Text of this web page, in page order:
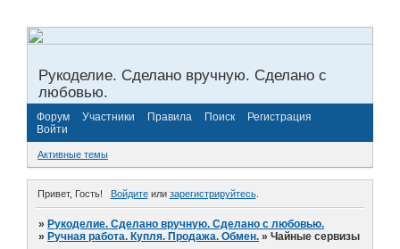
Рукоделие. Сделано вручную. Сделано с
любовью.
Форум Участники Правила Поиск
Регистрация
Войти
Активные темы
Привет, Гость! Войдитеили зарегистрируйтесь.
»Рукоделие. Сделано вручную. Сделано с любовью.
»Ручная работа. Купля. Продажа. Обмен. »Чайные сервизы